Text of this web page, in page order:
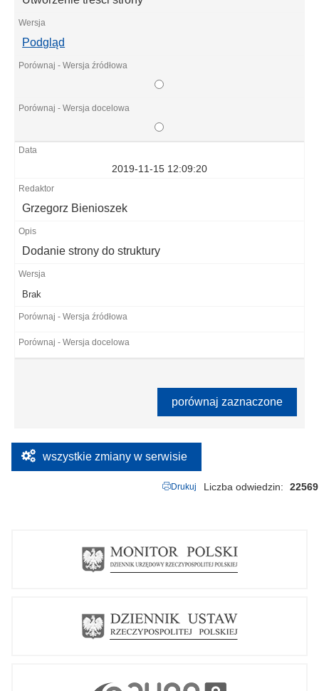
Podgląd
2019-11-15 12:09:20
Grzegorz Bienioszek
Dodanie strony do struktury
Brak
porównaj zaznaczone
wszystkie zmiany w serwisie
Drukuj Liczba odwiedzin 22569